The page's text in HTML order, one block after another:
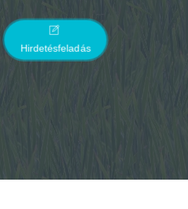
Hirdetésfeladás